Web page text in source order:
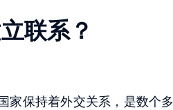
联系？
家保持着外交关系，是数个多